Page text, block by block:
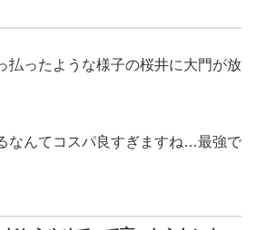
払ったような様子の桜井に大門が放
なんてコスパ良すぎますね…最強で